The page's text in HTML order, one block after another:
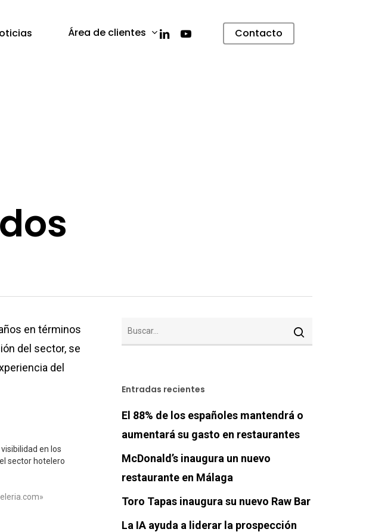
Área de clientes linkedinyoutube Contacto
en términos
del sector, se
del
en los
sector hotelero
Entradas recientes
El 88% de los españoles mantendrá o
aumentará su gasto en restaurantes
McDonald’s inaugura un nuevo
restaurante en Málaga
Toro Tapas inaugura su nuevo Raw Bar
La IA ayuda a liderar la prospección